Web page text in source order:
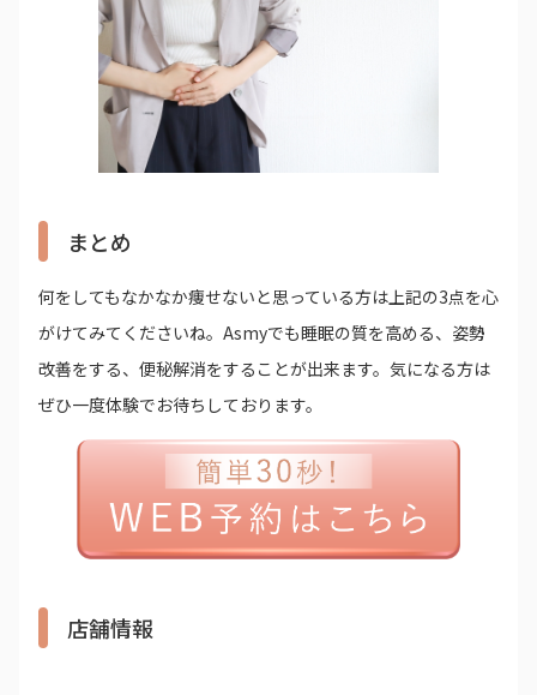
まとめ
何をしてもなかなか痩せないと思っている方は上記の3点を心
がけてみてくださいね。Asmyでも睡眠の質を高める、姿勢
改善をする、便秘解消をすることが出来ます。気になる方は
ぜひ一度体験でお待ちしております。
店舗情報